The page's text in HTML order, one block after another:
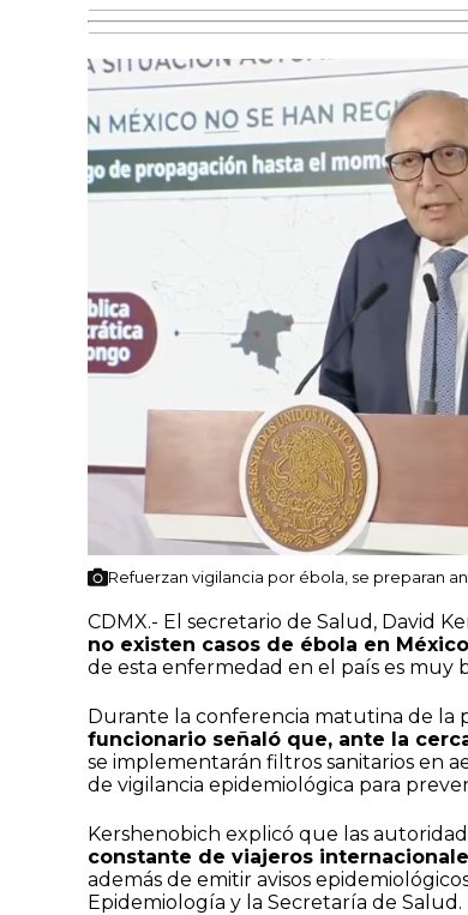
Refuerzan vigilancia por ébola, se preparan
CDMX.- El secretario de Salud, David
no existen casos de ébola en
de esta enfermedad en el país es muy
Durante la conferencia matutina de la
funcionario señaló que, ante la
se implementarán filtros sanitarios en
de vigilancia epidemiológica para
Kershenobich explicó que las
constante de viajeros
además de emitir avisos
Epidemiología y la Secretaría de Salud.